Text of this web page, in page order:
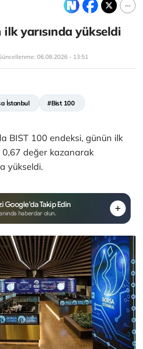
yarısında yükseldi
06.08.2026 - 13:51
İstanbul #Bist 100
BIST 100 endeksi, günün ilk
0,67 değer kazanarak
yükseldi.
Google'da Takip Edin
haberdar olun.